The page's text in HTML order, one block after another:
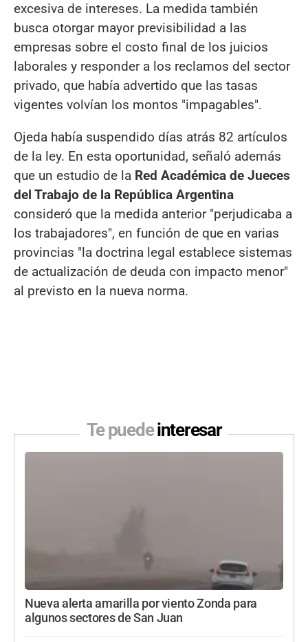
excesiva de intereses. La medida también
busca otorgar mayor previsibilidad a las
empresas sobre el costo final de los juicios
laborales y responder a los reclamos del sector
privado, que había advertido que las tasas
vigentes volvían los montos "impagables".
Ojeda había suspendido días atrás 82 artículos
de la ley. En esta oportunidad, señaló además
que un estudio de la Red Académica de Jueces
del Trabajo de la República Argentina
consideró que la medida anterior "perjudicaba a
los trabajadores", en función de que en varias
provincias "la doctrina legal establece sistemas
de actualización de deuda con impacto menor"
al previsto en la nueva norma.
Te puedeinteresar
Nueva alerta amarilla por viento Zonda para
algunos sectores de San Juan